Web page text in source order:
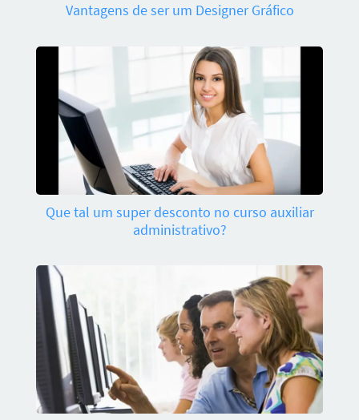
Vantagens de ser um Designer Gráfico
Que tal um super desconto no curso auxiliar
administrativo?